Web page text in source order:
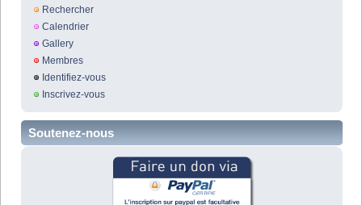
Rechercher
Calendrier
Gallery
Membres
Identifiez-vous
Inscrivez-vous
Soutenez-nous